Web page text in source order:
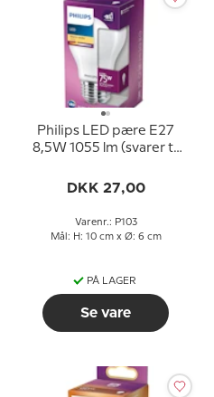
Philips LED pære E27
8,5W 1055 lm (svarer til
2700k (15000 timer)
DKK 27,00
Varenr.: P103
Mål: H: 10 cm x Ø: 6 cm
PÅ LAGER
Se vare